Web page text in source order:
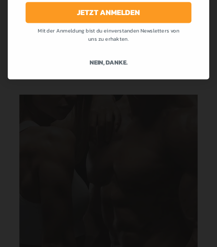
die bei uns allen so beliebt war! Cremig,...
JETZT ANMELDEN
Mit der Anmeldung bist du einverstanden Newsletters von
uns zu erhakten.
NEIN, DANKE.